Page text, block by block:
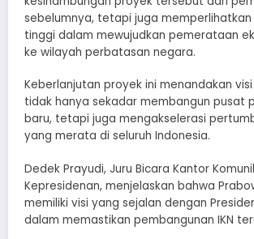
sebelumnya, tetapi juga
tinggi dalam mewujudkan pemerataan
ke wilayah perbatasan negara.
Keberlanjutan proyek ini menandakan
tidak hanya sekadar membangun pusat
baru, tetapi juga mengakselerasi
yang merata di seluruh Indonesia.
Dedek Prayudi, Juru Bicara Kantor
Kepresidenan, menjelaskan bahwa
memiliki visi yang sejalan dengan
dalam memastikan pembangunan IKN